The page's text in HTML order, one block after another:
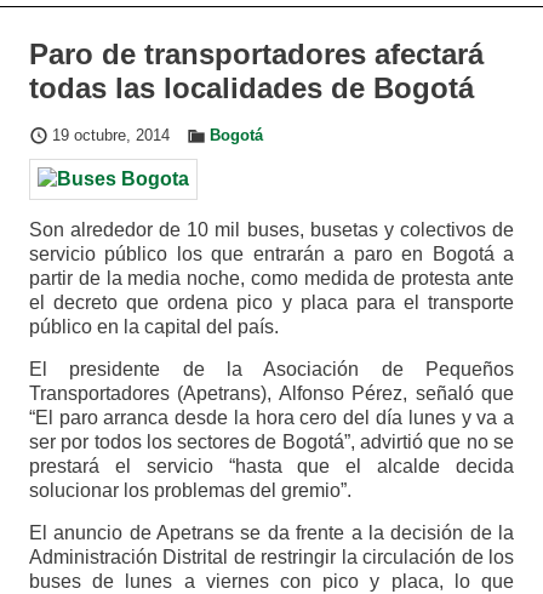
Paro de transportadores afectará
todas las localidades de Bogotá
19 octubre, 2014 Bogotá
Son alrededor de 10 mil buses, busetas y colectivos de
servicio público los que entrarán a paro en Bogotá a
partir de la media noche, como medida de protesta ante
el decreto que ordena pico y placa para el transporte
público en la capital del país.
El presidente de la Asociación de Pequeños
Transportadores (Apetrans), Alfonso Pérez, señaló que
“El paro arranca desde la hora cero del día lunes y va a
ser por todos los sectores de Bogotá”, advirtió que no se
prestará el servicio “hasta que el alcalde decida
solucionar los problemas del gremio”.
El anuncio de Apetrans se da frente a la decisión de la
Administración Distrital de restringir la circulación de los
buses de lunes a viernes con pico y placa, lo que